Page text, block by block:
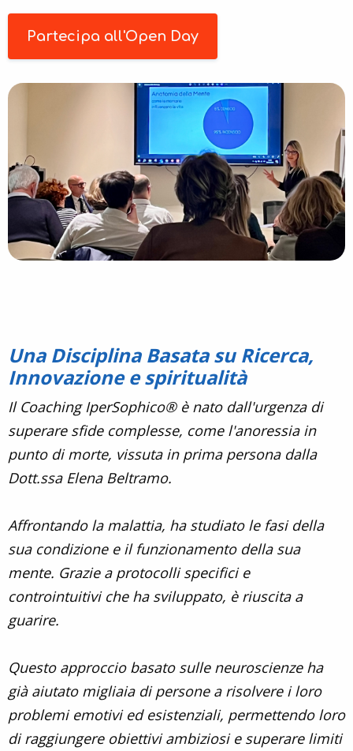
Partecipa all'Open Day
Una Disciplina Basata su Ricerca,
Innovazione e spiritualità
Il Coaching IperSophico® è nato dall'urgenza di
superare sfide complesse, come l'anoressia in
punto di morte, vissuta in prima persona dalla
Dott.ssa Elena Beltramo.
Affrontando la malattia, ha studiato le fasi della
sua condizione e il funzionamento della sua
mente. Grazie a protocolli specifici e
controintuitivi che ha sviluppato, è riuscita a
guarire.
Questo approccio basato sulle neuroscienze ha
già aiutato migliaia di persone a risolvere i loro
problemi emotivi ed esistenziali, permettendo loro
di raggiungere obiettivi ambiziosi e superare limiti